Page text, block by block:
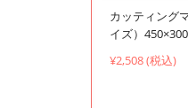
カッティング
イズ）
¥2,508 (税込)